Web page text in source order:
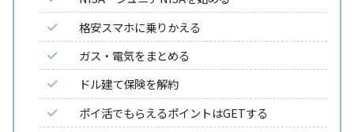
格安スマホに乗りかえる
ガス・電気をまとめる
ドル建て保険を解約
ポイ活でもらえるポイントはGETする